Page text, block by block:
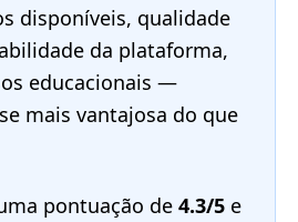
disponíveis, qualidade
da plataforma,
educacionais —
mais vantajosa do que
pontuação de 4.3/5 e